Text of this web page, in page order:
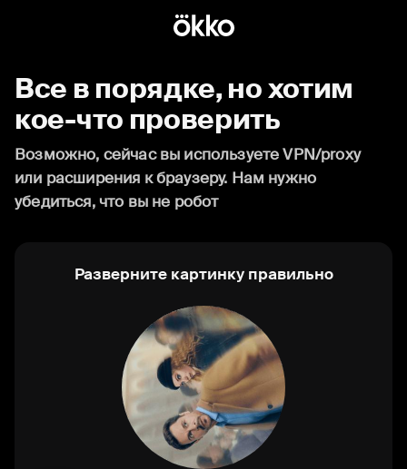
Все в порядке, но хотим
кое-что проверить
Возможно, сейчас вы используете VPN/proxy
или расширения к браузеру. Нам нужно
убедиться, что вы не робот
Разверните картинку правильно